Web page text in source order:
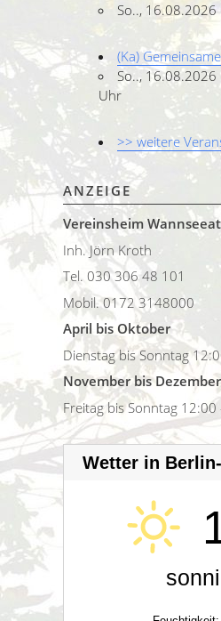
So.., 16.08.2026
(Ka)
So..,
Uhr
>> weitere
ANZEIGE
Vereinsheim
Inh. Jörn Kroth
Tel. 030 306 48 101
Mobil. 0172 3148000
April bis Oktober
Dienstag bis Sonntag
November bis Dezember
Freitag bis Sonntag
Wetter in